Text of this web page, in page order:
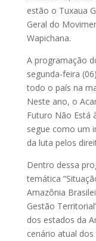
estão o Tuxaua
Geral do
Wapichana.
A programação
segunda-feira
todo o país na
Neste ano, o
Futuro Não Está
segue como um
da luta pelos
Dentro dessa
temática
Amazônia
Gestão
dos estados da
cenário atual